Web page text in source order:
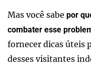
Mas você sabe por
combater esse
fornecer dicas úteis
desses visitantes